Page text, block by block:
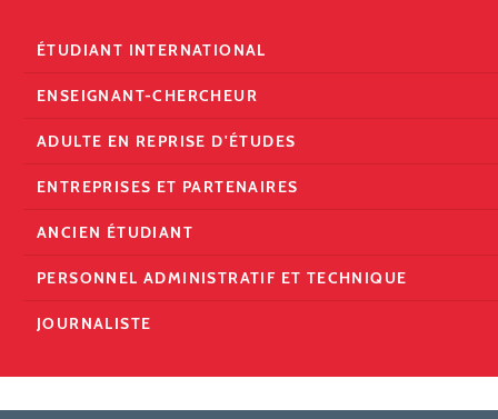
ÉTUDIANT INTERNATIONAL
ENSEIGNANT-CHERCHEUR
ADULTE EN REPRISE D'ÉTUDES
ENTREPRISES ET PARTENAIRES
ANCIEN ÉTUDIANT
PERSONNEL ADMINISTRATIF ET TECHNIQUE
JOURNALISTE